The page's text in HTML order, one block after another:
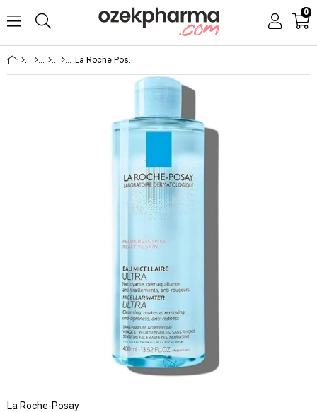
0
La Roche Posay Miseller Su Ultra 400 ml
La Roche-Posay